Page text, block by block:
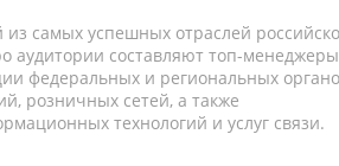
самых успешных отраслей
аудитории составляют топ-
федеральных и региональных
розничных сетей, а также
технологий и услуг связи.